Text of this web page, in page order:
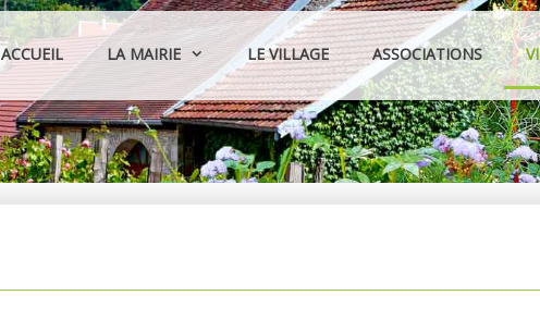
ACCUEIL LA MAIRIE LE VILLAGE ASSOCIATIONS